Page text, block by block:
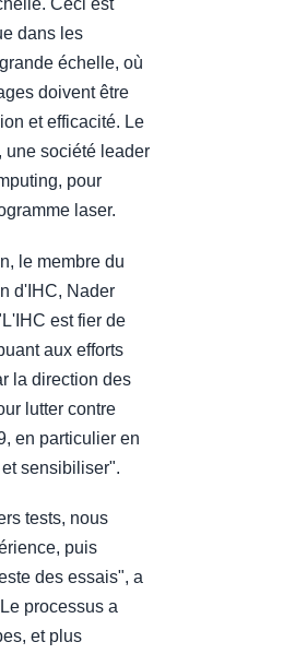
Ceci est
dans les
échelle, où
doivent être
et efficacité. Le
une société leader
pour
laser.
le membre du
d'IHC, Nader
est fier de
aux efforts
la direction des
lutter contre
en particulier en
sensibiliser".
tests, nous
puis
des essais", a
processus a
et plus